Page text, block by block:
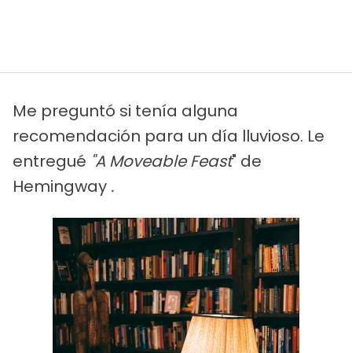
Me preguntó si tenía alguna
recomendación para un día lluvioso. Le
entregué "A Moveable Feast" de
Hemingway .